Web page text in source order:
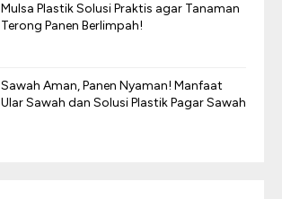
Mulsa Plastik Solusi Praktis agar Tanaman
Terong Panen Berlimpah!
Sawah Aman, Panen Nyaman! Manfaat
Ular Sawah dan Solusi Plastik Pagar Sawah